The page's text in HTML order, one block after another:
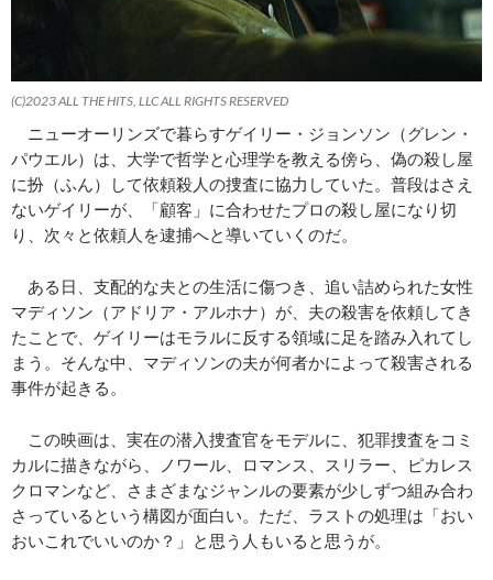
(C)2023 ALL THE HITS, LLC ALL RIGHTS RESERVED
ニューオーリンズで暮らすゲイリー・ジョンソン（グレン・
パウエル）は、大学で哲学と心理学を教える傍ら、偽の殺し屋
に扮（ふん）して依頼殺人の捜査に協力していた。普段はさえ
ないゲイリーが、「顧客」に合わせたプロの殺し屋になり切
り、次々と依頼人を逮捕へと導いていくのだ。
ある日、支配的な夫との生活に傷つき、追い詰められた女性
マディソン（アドリア・アルホナ）が、夫の殺害を依頼してき
たことで、ゲイリーはモラルに反する領域に足を踏み入れてし
まう。そんな中、マディソンの夫が何者かによって殺害される
事件が起きる。
この映画は、実在の潜入捜査官をモデルに、犯罪捜査をコミ
カルに描きながら、ノワール、ロマンス、スリラー、ピカレス
クロマンなど、さまざまなジャンルの要素が少しずつ組み合わ
さっているという構図が面白い。ただ、ラストの処理は「おい
おいこれでいいのか？」と思う人もいると思うが。